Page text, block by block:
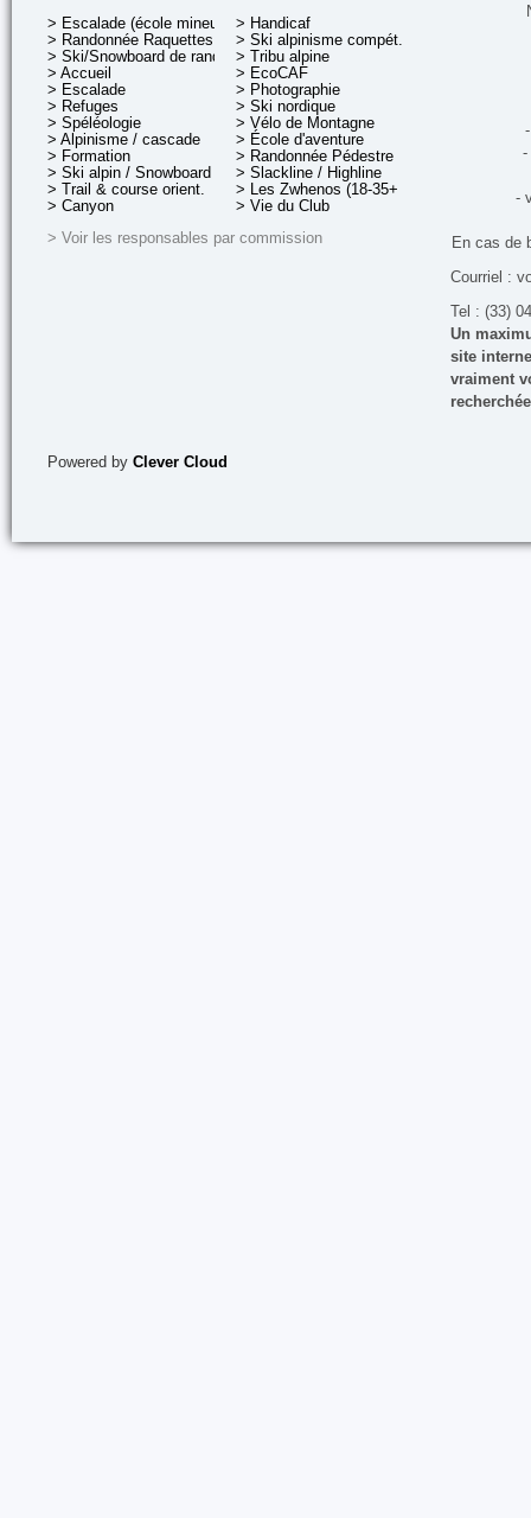
> Escalade (école mineurs)
> Randonnée Raquettes
> Ski/Snowboard de rando.
> Accueil
> Escalade
> Refuges
> Spéléologie
> Alpinisme / cascade
> Formation
> Ski alpin / Snowboard
> Trail & course orient.
> Canyon
> Handicaf
> Ski alpinisme compét.
> Tribu alpine
> EcoCAF
> Photographie
> Ski nordique
> Vélo de Montagne
> École d'aventure
> Randonnée Pédestre
> Slackline / Highline
> Les Zwhenos (18-35+ ans)
> Vie du Club
> Voir les responsables par commission
-
-
En cas de
Courriel :
Tel : (33)
Un
site
vraiment
Powered by Clever Cloud